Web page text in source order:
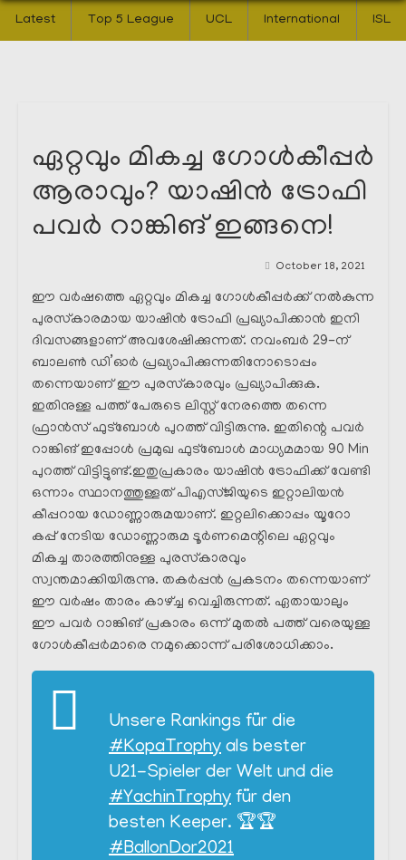
Latest Top 5 League UCL International ISL
ഏറ്റവും മികച്ച ഗോൾകീപ്പർ
ആരാവും? യാഷിൻ ട്രോഫി
പവർ റാങ്കിങ് ഇങ്ങനെ!
October 18, 2021
ഈ വർഷത്തെ ഏറ്റവും മികച്ച ഗോൾകീപ്പർക്ക്‌ നൽകുന്ന
പുരസ്‌കാരമായ യാഷിൻ ട്രോഫി പ്രഖ്യാപിക്കാൻ ഇനി
ദിവസങ്ങളാണ് അവശേഷിക്കുന്നത്. നവംബർ 29-ന്
ബാലൺ ഡി’ഓർ പ്രഖ്യാപിക്കുന്നതിനോടൊപ്പം
തന്നെയാണ് ഈ പുരസ്‌കാരവും പ്രഖ്യാപിക്കുക.
ഇതിനുള്ള പത്ത് പേരുടെ ലിസ്റ്റ് നേരത്തെ തന്നെ
ഫ്രാൻസ് ഫുട്ബോൾ പുറത്ത് വിട്ടിരുന്നു. ഇതിന്റെ പവർ
റാങ്കിങ് ഇപ്പോൾ പ്രമുഖ ഫുട്ബോൾ മാധ്യമമായ 90 Min
പുറത്ത് വിട്ടിട്ടുണ്ട്.ഇതുപ്രകാരം യാഷിൻ ട്രോഫിക്ക്‌ വേണ്ടി
ഒന്നാം സ്ഥാനത്തുള്ളത് പിഎസ്ജിയുടെ ഇറ്റാലിയൻ
കീപ്പറായ ഡോണ്ണാരുമയാണ്. ഇറ്റലിക്കൊപ്പം യൂറോ
കപ്പ് നേടിയ ഡോണ്ണാരുമ ടൂർണമെന്റിലെ ഏറ്റവും
മികച്ച താരത്തിനുള്ള പുരസ്‌കാരവും
സ്വന്തമാക്കിയിരുന്നു. തകർപ്പൻ പ്രകടനം തന്നെയാണ്
ഈ വർഷം താരം കാഴ്ച്ച വെച്ചിരുന്നത്. ഏതായാലും
ഈ പവർ റാങ്കിങ് പ്രകാരം ഒന്ന് മുതൽ പത്ത് വരെയുള്ള
ഗോൾകീപ്പർമാരെ നമുക്കൊന്ന് പരിശോധിക്കാം.
Unsere Rankings für die
#KopaTrophy als bester
U21-Spieler der Welt und die
#YachinTrophy für den
besten Keeper. 🏆🏆
#BallonDor2021